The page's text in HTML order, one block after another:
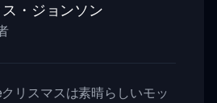
・ジョンソン
リスマスは素晴らしいモッ